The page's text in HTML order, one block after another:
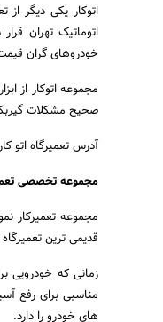
اتوکار یکی دیگر
اتوماتیک تهران
خودروهای گران
مجموعه اتوکار از
صحیح مشکلات
آدرس تعمیرگاه اتو کار: فلکه سوم
مجموعه تخصصی
مجموعه تعمیرکار
قدیمی ترین
زمانی که خودرویی
مناسبی برای رفع
های خودرو را دارد.